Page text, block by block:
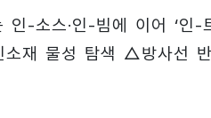
인-소스·인-빔에 이어 ‘
재 물성 탐색 △방사선